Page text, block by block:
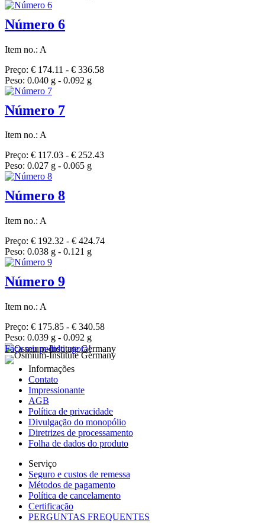
Número 6
Item no.: A
Preço: € 174.11 - € 336.58
Peso: 0.040 g - 0.092 g
Número 7
Item no.: A
Preço: € 117.03 - € 252.43
Peso: 0.027 g - 0.065 g
Número 8
Item no.: A
Preço: € 192.32 - € 424.74
Peso: 0.038 g - 0.121 g
Número 9
Item no.: A
Preço: € 175.85 - € 340.58
Peso: 0.039 g - 0.092 g
Faça seu pedido agora!
Informações
Contato
Impressionante
AGB
Política de privacidade
Divulgação do monopólio
Diretrizes de processamento
Folha de dados do produto
Serviço
Seguro e custos de remessa
Métodos de pagamento
Política de cancelamento
Certificação
PERGUNTAS FREQUENTES